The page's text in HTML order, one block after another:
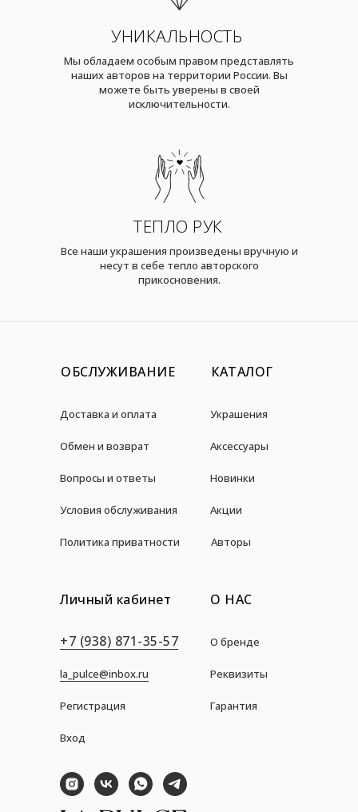
УНИКАЛЬНОСТЬ
Мы обладаем особым правом представлять
наших авторов на территории России. Вы
можете быть уверены в своей
исключительности.
ТЕПЛО РУК
Все наши украшения произведены вручную и
несут в себе тепло авторского
прикосновения.
ОБСЛУЖИВАНИЕ
Доставка и оплата
Обмен и возврат
Вопросы и ответы
КАТАЛОГ
Украшения
Аксессуары
Новинки
Акции
Условия обслуживания
Политика приватности
О НАС
О бренде
Авторы
Личный кабинет
Вход
+7 (938) 871-35-57
la_pulce@inbox.ru Реквизиты
Гарантия
Регистрация